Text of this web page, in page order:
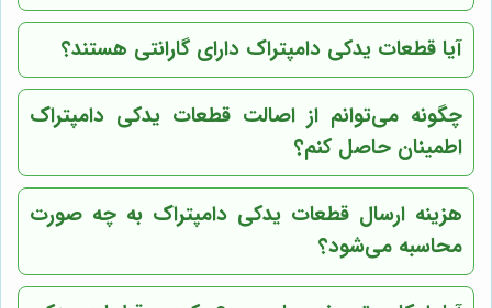
آیا قطعات یدکی دامپتراک دارای گارانتی هستند؟
چگونه می‌توانم از اصالت قطعات یدکی دامپتراک
اطمینان حاصل کنم؟
هزینه ارسال قطعات یدکی دامپتراک به چه صورت
محاسبه می‌شود؟